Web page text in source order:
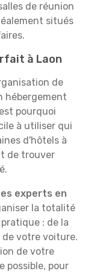
de réunion
situés
à Laon
de
hébergement
pourquoi
à utiliser qui
d'hôtels à
de trouver
experts en
la totalité
: de la
de votre voiture.
de votre
possible, pour